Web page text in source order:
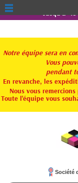
Jusqu'à -
Notre équipe sera en
Vous
pendant
En revanche, les
Nous vous
Toute l'équipe vous
Société